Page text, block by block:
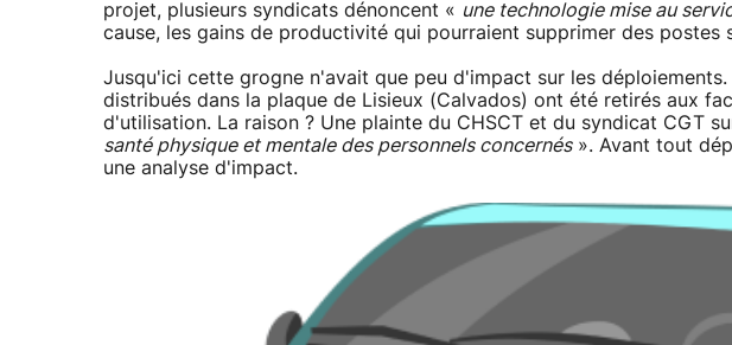
projet, plusieurs syndicats dénoncent « une technologie mise au
cause, les gains de productivité qui pourraient supprimer des postes
Jusqu'ici cette grogne n'avait que peu d'impact sur les
distribués dans la plaque de Lisieux (Calvados) ont été retirés aux
d'utilisation. La raison ? Une plainte du CHSCT et du syndicat CGT
santé physique et mentale des personnels concernés». Avant tout
une analyse d'impact.